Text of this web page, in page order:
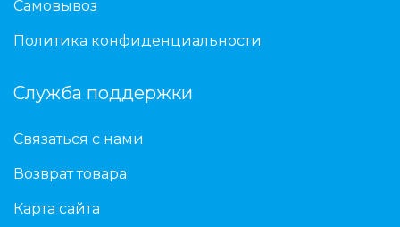
Самовывоз
Политика конфиденциальности
Служба поддержки
Связаться с нами
Возврат товара
Карта сайта